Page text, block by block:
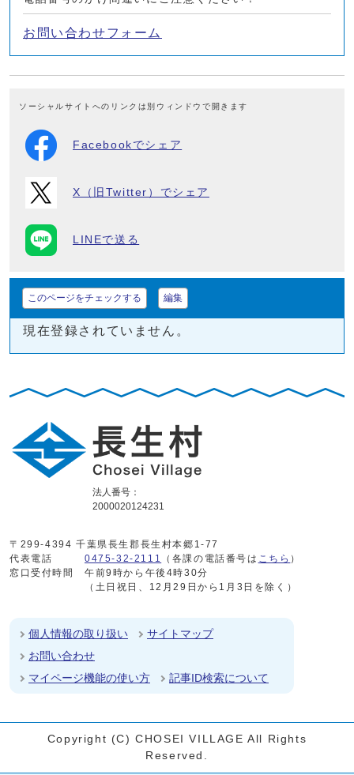
お問い合わせフォーム
ソーシャルサイトへのリンクは別ウィンドウで開きます
Facebookでシェア
X（旧Twitter）でシェア
LINEで送る
このページをチェックする 編集
現在登録されていません。
法人番号：
2000020124231
〒299-4394 千葉県長生郡長生村本郷1-77
代表電話
0475-32-2111 （各課の電話番号は こちら ）
窓口受付時間
午前9時から午後4時30分
（土日祝日、12月29日から1月3日を除く）
個人情報の取り扱い
サイトマップ
お問い合わせ
マイページ機能の使い方
記事ID検索について
Copyright (C) CHOSEI VILLAGE All Rights
Reserved.